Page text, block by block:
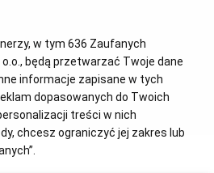
w tym 636 Zaufanych
o.o., będą przetwarzać Twoje dane
informacje zapisane w tych
dopasowanych do Twoich
treści w nich
chcesz ograniczyć jej zakres lub